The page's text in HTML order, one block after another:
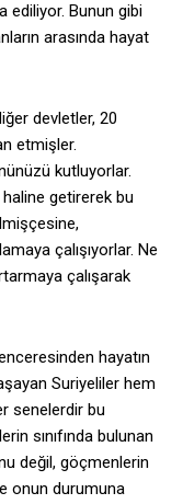
ediliyor. Bunun gibi
arasında hayat
devletler, 20
etmişler.
kutluyorlar.
getirerek bu
çalışıyorlar. Ne
çalışarak
hayatın
Suriyeliler hem
senelerdir bu
sınıfında bulunan
değil, göçmenlerin
onun durumuna